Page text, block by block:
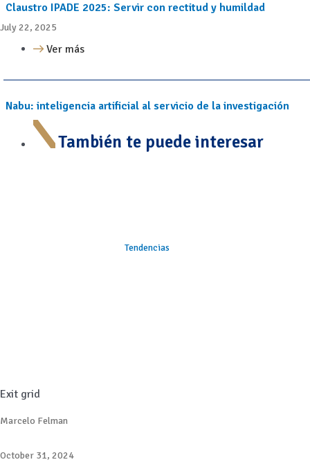
Claustro IPADE 2025: Servir con rectitud y humildad
July 22, 2025
Ver más
Nabu: inteligencia artificial al servicio de la investigación
También te puede interesar
Tendencias
Exit grid
Marcelo Felman
October 31, 2024